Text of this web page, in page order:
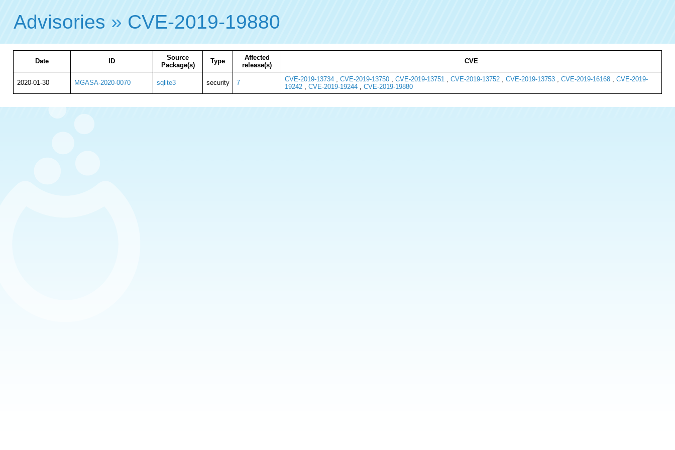
Advisories » CVE-2019-19880
Date ID
Source
Package(s)
Type
Affected
release(s)
CVE
2020-01-30 MGASA-2020-0070 sqlite3 security 7 CVE-2019-13734, CVE-2019-13750, CVE-2019-13751, CVE-2019-13752, CVE-2019-13753, CVE-2019-16168, CVE-2019-
19242, CVE-2019-19244, CVE-2019-19880